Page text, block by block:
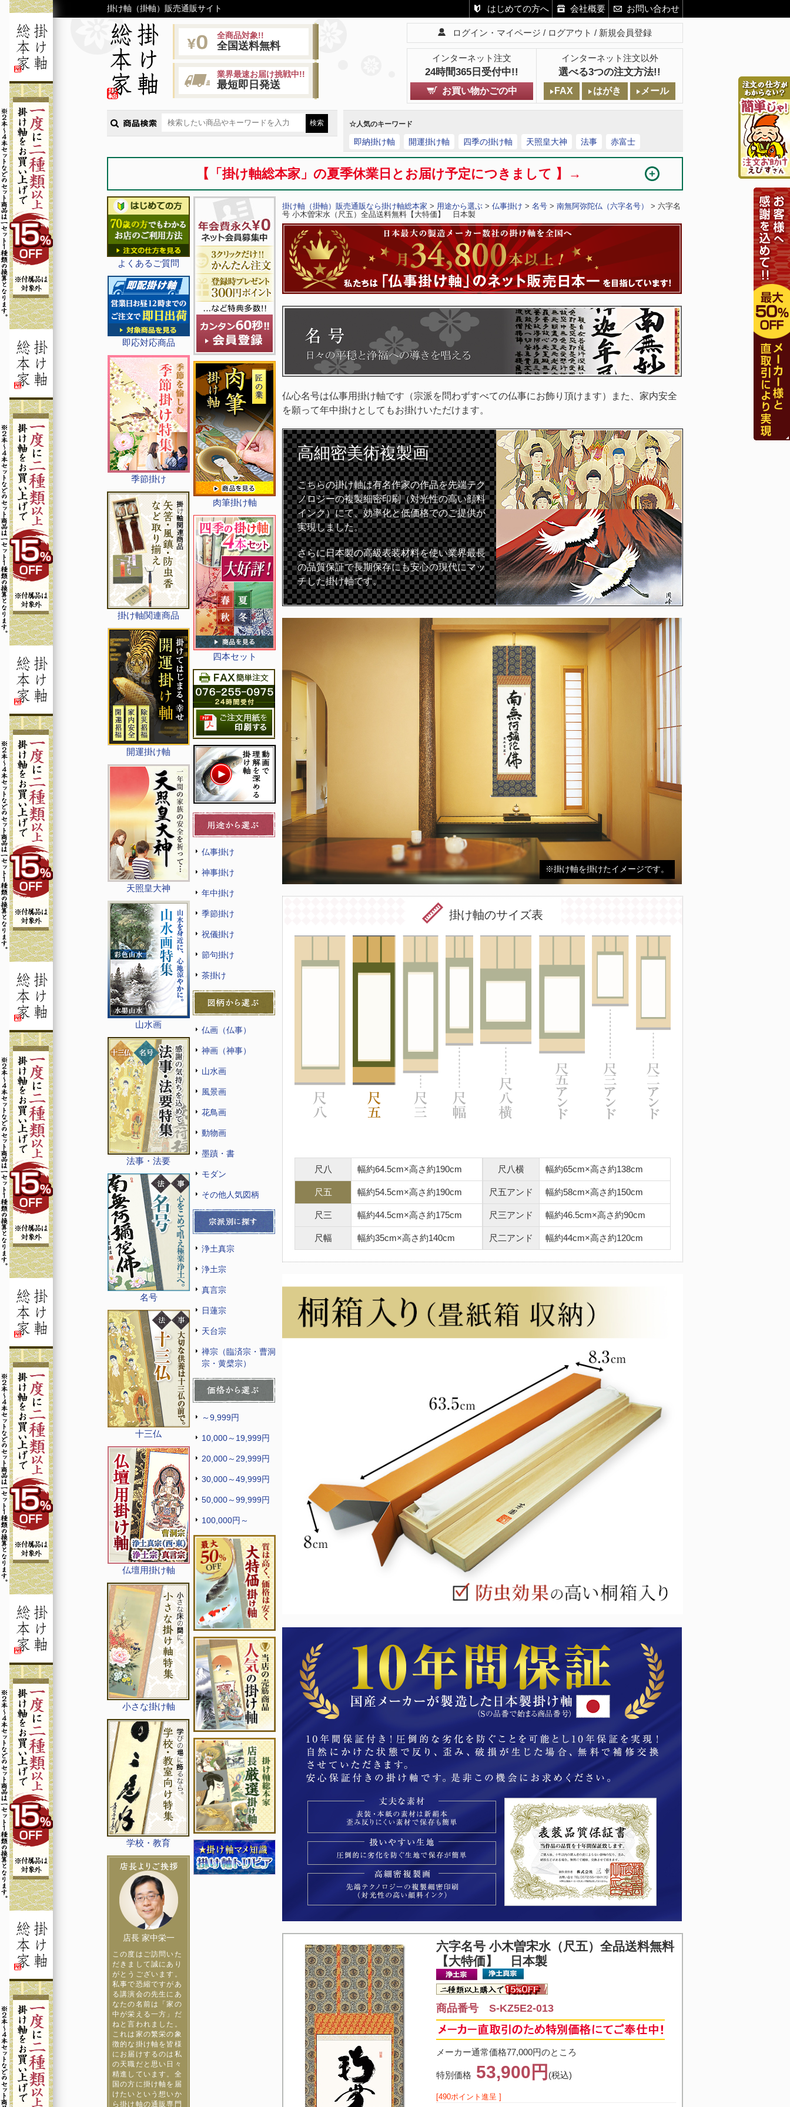
掛け軸（掛軸）販売通販サイト はじめての方へ 会社概要 お問い合わせ
全商品対象!!
全国送料無料
業界最速お届け挑戦中!!
最短即日発送
ログイン・マイページ ログアウト 新規会員登録
インターネット注文
24時間365日受付中!!
インターネット注文以外
選べる3つの注文方法!!
お買い物かごの中 FAX はがき メール
☆人気のキーワード
即納掛け軸 開運掛け軸 四季の掛け軸 天照皇大神 法事 赤富士
【「掛け軸総本家」の夏季休業日とお届け予定につきまして 】→
よくあるご質問
即応対応商品
季節掛け
掛け軸関連商品
開運掛け軸
天照皇大神
山水画
法事・法要
名号
十三仏
仏壇用掛け軸
小さな掛け軸
学校・教育
店長 家中栄一
この度はご訪問いた
だきまして誠にあり
がとうございます。
私事で恐縮ですがあ
る講演会の先生にあ
なたの名前は「家の
中が栄える一方」だ
ねと言われました。
これは家の繁栄の象
徴的な掛け軸を皆様
にお届けするのは私
の天職だと思い日々
精進しています。全
国の方に掛け軸を届
けたいという想いか
ら掛け軸の通販専門
肉筆掛け軸
四本セット
仏事掛け
神事掛け
年中掛け
季節掛け
祝儀掛け
節句掛け
茶掛け
仏画（仏事）
神画（神事）
山水画
風景画
花鳥画
動物画
墨蹟・書
モダン
その他人気図柄
浄土真宗
浄土宗
真言宗
日蓮宗
天台宗
禅宗（臨済宗・曹洞
宗・黄檗宗）
～9,999円
10,000～19,999円
20,000～29,999円
30,000～49,999円
50,000～99,999円
100,000円～
掛け軸（掛軸）販売通販なら掛け軸総本家 > 用途から選ぶ > 仏事掛け > 名号 > 南無阿弥陀仏（六字名号）
> 六字名
号 小木曽宋水（尺五）全品送料無料【大特価】 日本製
仏心名号は仏事用掛け軸です（宗派を問わずすべての仏事にお飾り頂けます）また、家内安全
を願って年中掛けとしてもお掛けいただけます。
高細密美術複製画
こちらの掛け軸は有名作家の作品を先端テク
ノロジーの複製細密印刷（対光性の高い顔料
インク）にて、効率化と低価格でのご提供が
実現しました。
さらに日本製の高級表装材料を使い業界最長
の品質保証で長期保存にも安心の現代にマッ
チした掛け軸です。
※掛け軸を掛けたイメージです。
掛け軸のサイズ表
尺八 幅約64.5cm×高さ約190cm
尺五 幅約54.5cm×高さ約190cm
尺三 幅約44.5cm×高さ約175cm
尺幅 幅約35cm×高さ約140cm
尺八横 幅約65cm×高さ約138cm
尺五アンド 幅約58cm×高さ約150cm
尺三アンド 幅約46.5cm×高さ約90cm
尺二アンド 幅約44cm×高さ約120cm
六字名号 小木曽宋水（尺五）全品送料無料
【大特価】 日本製
商品番号 S-KZ5E2-013
メーカー通常価格77,000円のところ
特別価格 53,900円 (税込)
[490ポイント進呈 ]